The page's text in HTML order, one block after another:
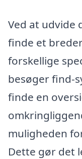
Ved at udvide
finde et
forskellige
besøger find-
finde en
muligheden
Dette gør det